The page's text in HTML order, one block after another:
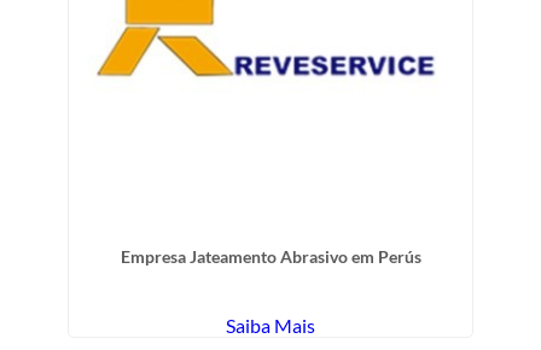
Empresa Jateamento Abrasivo em Perús
Saiba Mais